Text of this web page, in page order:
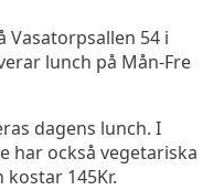
Vasatorpsallen 54 i
lunch på Mån-Fre
dagens lunch. I
har också vegetariska
145Kr.